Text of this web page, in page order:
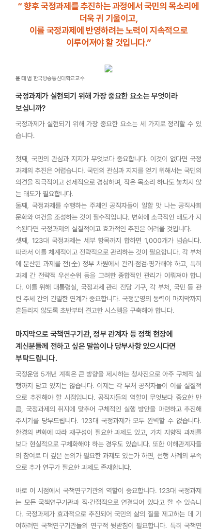
“ 향후 국정과제를 추진하는 과정에서 국민의 목소리에
더욱 귀 기울이고,
이를 국정과제에 반영하려는 노력이 지속적으로
이루어져야 할 것입니다.”
윤 태 범 한국방송통신대학교교수
국정과제가 실현되기 위해 가장 중요한 요소는 무엇이라
보십니까?
국정과제가 실현되기 위해 가장 중요한 요소는 세 가지로 정리할 수 있
습니다.
첫째, 국민의 관심과 지지가 무엇보다 중요합니다. 이것이 없다면 국정
과제의 추진은 어렵습니다. 국민의 관심과 지지를 얻기 위해서는 국민의
의견을 적극적이고 선제적으로 경청하며, 작은 목소리 하나도 놓치지 않
는 태도가 필요합니다.
둘째, 국정과제를 수행하는 주체인 공직자들이 일할 맛 나는 공직사회
문화와 여건을 조성하는 것이 필수적입니다. 변화에 소극적인 태도가 지
속된다면 국정과제의 실질적이고 효과적인 추진은 어려울 것입니다.
셋째, 123대 국정과제는 세부 항목까지 합하면 1,000개가 넘습니다.
따라서 이를 체계적이고 전략적으로 관리하는 것이 필요합니다. 각 부처
에 분산된 과제를 전(全) 정부 차원에서 관리·점검·평가해야 하고, 특히
과제 간 전략적 우선순위 등을 고려한 종합적인 관리가 이뤄져야 합니
다. 이를 위해 대통령실, 국정과제 관리 전담 기구, 각 부처, 국민 등 관
련 주체 간의 긴밀한 연계가 중요합니다. 국정운영의 동력이 마지막까지
흔들리지 않도록 초반부터 견고한 시스템을 구축해야 합니다.
마지막으로 국책연구기관, 정부 관계자 등 정책 현장에
계신분들께 전하고 싶은 말씀이나 당부사항 있으시다면
부탁드립니다.
국정운영 5개년 계획은 큰 방향을 제시하는 청사진으로 아주 구체적 실
행까지 담고 있지는 않습니다. 이제는 각 부처 공직자들이 이를 실질적
으로 추진해야 할 시점입니다. 공직자들의 역할이 무엇보다 중요한 만
큼, 국정과제의 취지에 맞추어 구체적인 실행 방안을 마련하고 추진해
주시기를 당부드립니다. 123대 국정과제가 모두 완벽할 수 없습니다.
환경의 변화에 따라 재구성이 필요한 과제도 있고, 가치 지향적 과제를
보다 현실적으로 구체화해야 하는 경우도 있습니다. 또한 이해관계자들
의 참여로 더 깊은 논의가 필요한 과제도 있는가 하면, 선행 사례의 부족
으로 추가 연구가 필요한 과제도 존재합니다.
바로 이 시점에서 국책연구기관의 역할이 중요합니다. 123대 국정과제
는 모든 국책연구기관과 직·간접적으로 연결되어 있다고 할 수 있습니
다. 국정과제가 효과적으로 추진되어 국민의 삶의 질을 제고하는 데 기
여하려면 국책연구기관들의 연구적 뒷받침이 필요합니다. 특히 국책연